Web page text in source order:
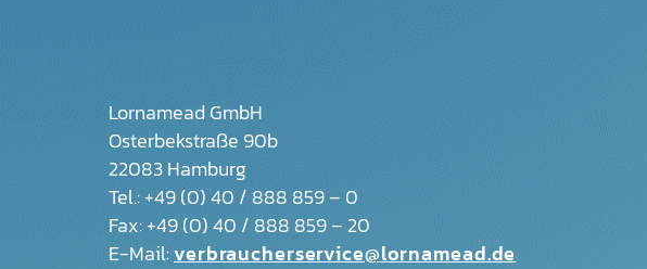
Lornamead GmbH
Osterbekstraße 90b
22083 Hamburg
Tel.: +49 (0) 40 / 888 859 – 0
Fax: +49 (0) 40 / 888 859 – 20
E-Mail:verbraucherservice@lornamead.de